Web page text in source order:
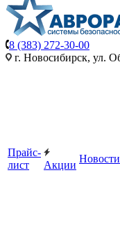
8 (383) 272-30-00
г. Новосибирск, ул.
Прайс-
лист
Акции
Новости